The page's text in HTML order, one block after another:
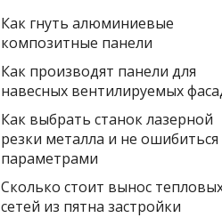
Как гнуть алюминиевые
композитные панели
Как производят панели для
навесных вентилируемых
Как выбрать станок лазерной
резки металла и не ошибиться
параметрами
Сколько стоит вынос
сетей из пятна застройки